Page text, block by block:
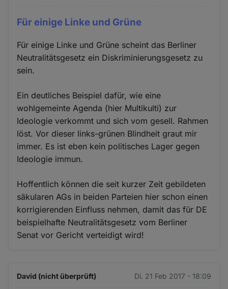
Für einige Linke und Grüne
Für einige Linke und Grüne scheint das Berliner
Neutralitätsgesetz ein Diskriminierungsgesetz zu
sein.
Ein deutliches Beispiel dafür, wie eine
wohlgemeinte Agenda (hier Multikulti) zur
Ideologie verkommt und sich vom gesell. Rahmen
löst. Vor dieser links-grünen Blindheit graut mir
immer. Es ist eben kein politisches Lager gegen
Ideologie immun.
Hoffentlich können die seit kurzer Zeit gebildeten
säkularen AGs in beiden Parteien hier schon einen
korrigierenden Einfluss nehmen, damit das für DE
beispielhafte Neutralitätsgesetz vom Berliner
Senat vor Gericht verteidigt wird!
David (nicht überprüft) Di. 21 Feb 2017 - 18:09